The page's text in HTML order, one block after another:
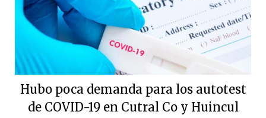
Hubo poca demanda para los autotest
de COVID-19 en Cutral Co y Huincul